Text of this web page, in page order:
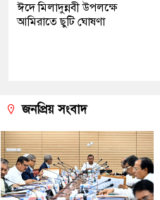
ঈদে মিলাদুন্নবী উপলক্ষে
আমিরাতে ছুটি ঘোষণা
জনপ্রিয় সংবাদ